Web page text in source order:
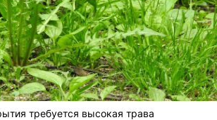
требуется высокая трава